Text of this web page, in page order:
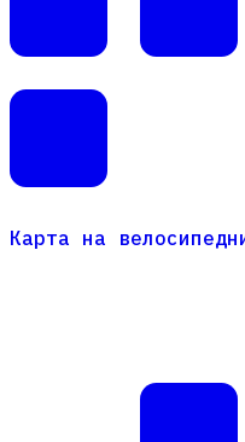
Карта на
Карта на